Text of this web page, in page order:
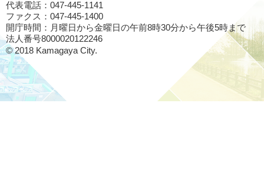
代表電話：047-445-1141
ファクス：047-445-1400
開庁時間：月曜日から金曜日の午前8時30分から午後5時まで
法人番号8000020122246
© 2018 Kamagaya City.